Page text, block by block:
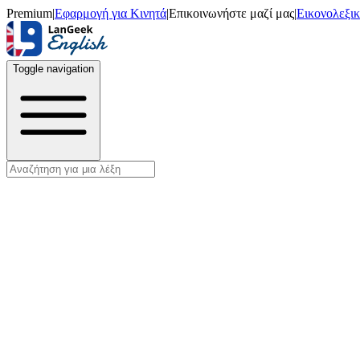
Premium|Εφαρμογή για Κινητά|Επικοινωνήστε μαζί μας|
Toggle navigation